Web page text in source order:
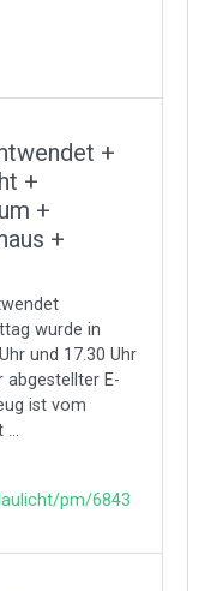
+
+
+
+
wurde in
und 17.30 Uhr
abgestellter E-
ist vom
...
pm/6843